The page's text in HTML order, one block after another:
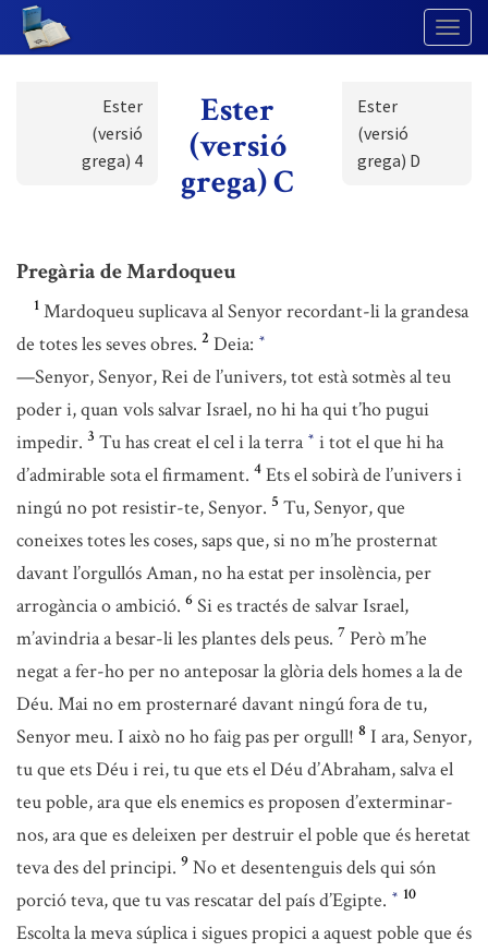
Ester
(versió
grega) 4
Ester
(versió
grega) C
Ester
(versió
grega) D
Pregària de Mardoqueu
1 Mardoqueu suplicava al Senyor recordant-li la grandesa
de totes les seves obres. 2 Deia: *
—Senyor, Senyor, Rei de l’univers, tot està sotmès al teu
poder i, quan vols salvar Israel, no hi ha qui t’ho pugui
impedir. 3 Tu has creat el cel i la terra * i tot el que hi ha
d’admirable sota el firmament. 4 Ets el sobirà de l’univers i
ningú no pot resistir-te, Senyor. 5 Tu, Senyor, que
coneixes totes les coses, saps que, si no m’he prosternat
davant l’orgullós Aman, no ha estat per insolència, per
arrogància o ambició. 6 Si es tractés de salvar Israel,
m’avindria a besar-li les plantes dels peus. 7 Però m’he
negat a fer-ho per no anteposar la glòria dels homes a la de
Déu. Mai no em prosternaré davant ningú fora de tu,
Senyor meu. I això no ho faig pas per orgull! 8 I ara, Senyor,
tu que ets Déu i rei, tu que ets el Déu d’Abraham, salva el
teu poble, ara que els enemics es proposen d’exterminar-
nos, ara que es deleixen per destruir el poble que és heretat
teva des del principi. 9 No et desentenguis dels qui són
porció teva, que tu vas rescatar del país d’Egipte. * 10
Escolta la meva súplica i sigues propici a aquest poble que és